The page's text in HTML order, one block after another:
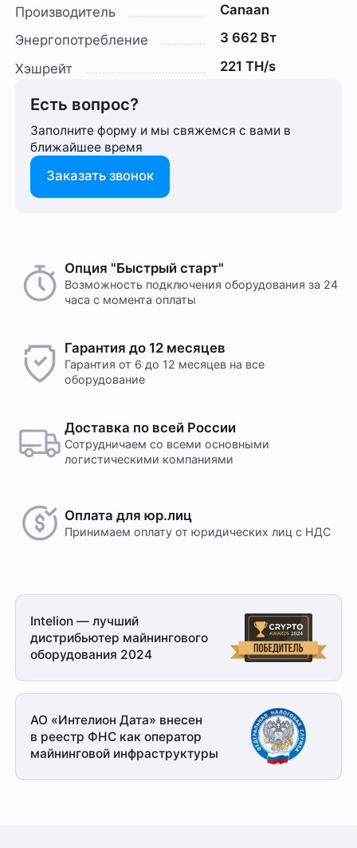
Производитель
Canaan
Энергопотребление
3 662 Вт
Хэшрейт
221 TH/s
Есть вопрос?
Заполните форму и мы свяжемся с вами в
ближайшее время
Заказать звонок
Опция "Быстрый старт"
Возможность подключения оборудования за 24
часа с момента оплаты
Гарантия до 12 месяцев
Гарантия от 6 до 12 месяцев на все
оборудование
Доставка по всей России
Сотрудничаем со всеми основными
логистическими компаниями
Оплата для юр.лиц
Принимаем оплату от юридических лиц с НДС
Intelion — лучший
дистрибьютер майнингового
оборудования 2024
АО «Интелион Дата» внесен
в реестр ФНС как оператор
майнинговой инфраструктуры